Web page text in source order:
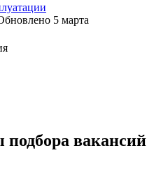
5 марта
вакансий